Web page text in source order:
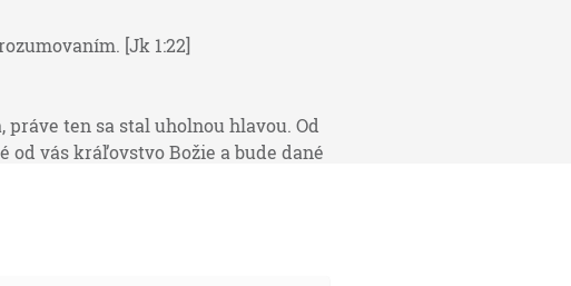
[Jk 1:22]
ten sa stal uholnou hlavou. Od
od vás kráľovstvo Božie a bude dané
prijde, ten Všemohúci. [Zj 1:8]